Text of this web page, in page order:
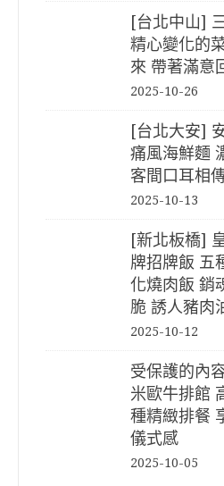
[台北中山]
精心變化的
來 帶著滿意
2025-10-26
[台北大安]
痛風海鮮麵
客間口耳相
2025-10-13
[新北板橋]
牌招牌飯 五
化燒肉飯 銷
脆 誘人豬肉
2025-10-12
受保護的內
米歐牛排館
種精緻排餐
儀式感
2025-10-05